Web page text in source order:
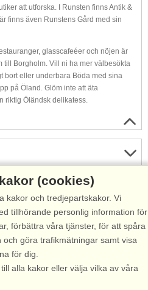
att utforska. I Runsten finns Antik &
finns även Runstens Gård med sin
glasscafeéer och nöjen är
till Borgholm. Vill ni ha mer välbesökta
bort eller underbara Böda med sina
på Öland. Glöm inte att äta
riktig Öländsk delikatess.
dagar före ankomst. Gäller för
7-2026 till 31/12-2027
(cookies)
kakor och tredjepartskakor. Vi
tillhörande personlig information för
förbättra våra tjänster, för att spåra
göra trafikmätningar samt visa
för dig.
alla kakor eller välja vilka av våra